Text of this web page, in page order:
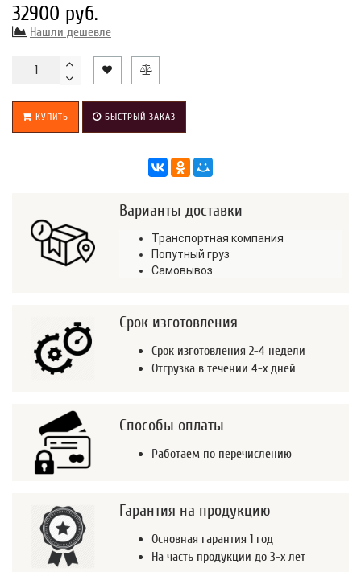
32900 руб.
Нашли дешевле
КУПИТЬ БЫСТРЫЙ ЗАКАЗ
Варианты доставки
Транспортная компания
Попутный груз
Самовывоз
Срок изготовления
Срок изготовления 2-4 недели
Отгрузка в течении 4-х дней
Способы оплаты
Работаем по перечислению
Гарантия на продукцию
Основная гарантия 1 год
На часть продукции до 3-х лет